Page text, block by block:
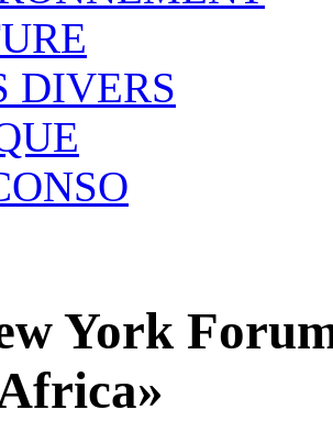
DIVERS
York